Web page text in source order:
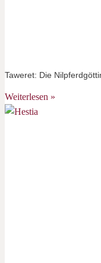
Taweret: Die
Weiterlesen »